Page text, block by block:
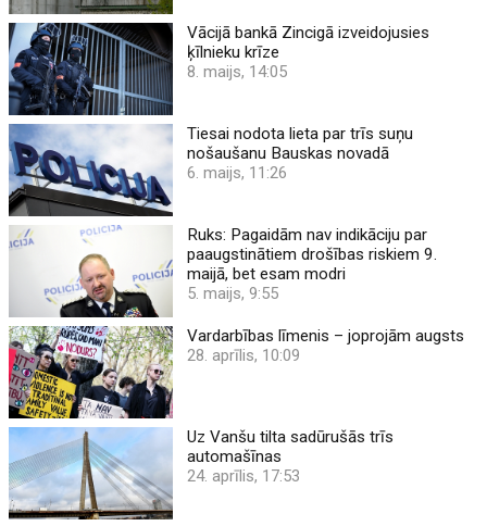
Vācijā bankā Zincigā izveidojusies
ķīlnieku krīze
8. maijs, 14:05
Tiesai nodota lieta par trīs suņu
nošaušanu Bauskas novadā
6. maijs, 11:26
Ruks: Pagaidām nav indikāciju par
paaugstinātiem drošības riskiem 9.
maijā, bet esam modri
5. maijs, 9:55
Vardarbības līmenis – joprojām augsts
28. aprīlis, 10:09
Uz Vanšu tilta sadūrušās trīs
automašīnas
24. aprīlis, 17:53